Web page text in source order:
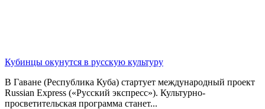
Кубинцы окунутся в русскую культуру
В Гаване (Республика Куба) стартует международный проект
Russian Express («Русский экспресс»). Культурно-
просветительская программа станет...